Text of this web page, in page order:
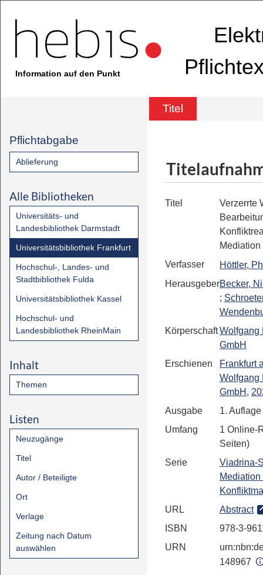
Information auf den Punkt
Titel
Pflichtabgabe
Ablieferung
Alle Bibliotheken
Universitäts- und
Landesbibliothek Darmstadt
Universitätsbibliothek Frankfurt
Hochschul-, Landes- und
Stadtbibliothek Fulda
Universitätsbibliothek Kassel
Hochschul- und
Landesbibliothek RheinMain
Inhalt
Themen
Listen
Neuzugänge
Titel
Autor / Beteiligte
Ort
Verlage
Zeitung nach Datum
auswählen
Titel
Verzerrte
Mediation
Verfasser
Höttler,
HerausgeberBecker,
;
KörperschaftWolfgang
GmbH
Erschienen
Frankfurt
Wolfgang
GmbH ,
Ausgabe
1. Auflage
Umfang
1 Online-
Seiten)
Serie
Viadrina-
Mediation
URL
Abstract
ISBN
978-3-
URN
148967